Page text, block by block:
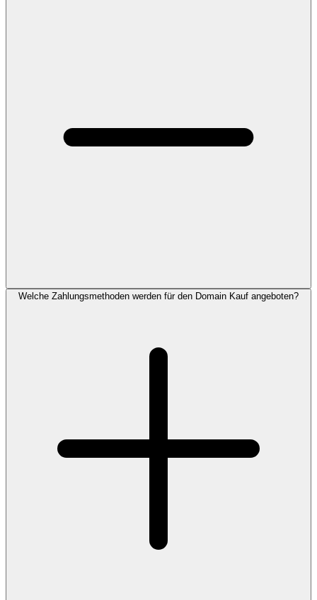
Welche Zahlungsmethoden werden für den Domain Kauf angeboten?